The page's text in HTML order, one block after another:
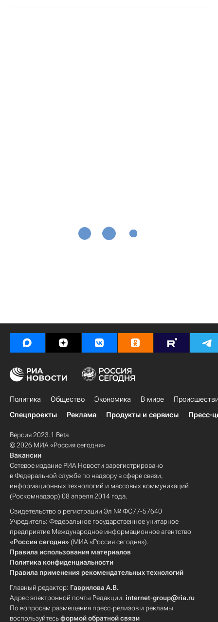
Политика Общество Экономика В мире
Спецпроекты
Реклама Продукты и сервисы Пресс-
Версия 2023.1 Beta
© 2026 МИА «Россия сегодня»
Вакансии
Сетевое издание РИА Новости зарегистрировано
в Федеральной службе по надзору в сфере связи,
информационных технологий и массовых коммуникаций
(Роскомнадзор) 08 апреля 2014 года.
Свидетельство о регистрации Эл № ФС77-57640
Учредитель: Федеральное государственное унитарное
предприятие Международное информационное агентство
«Россия сегодня» (МИА «Россия сегодня»).
Правила использования материалов
Политика конфиденциальности
Правила применения рекомендательных технологий
Главный редактор: Гаврилова А.В.
Адрес электронной почты Редакции: internet-group@ria.ru
По вопросам размещения пресс-релизов и рекламы
воспользуйтесьформой обратной связи